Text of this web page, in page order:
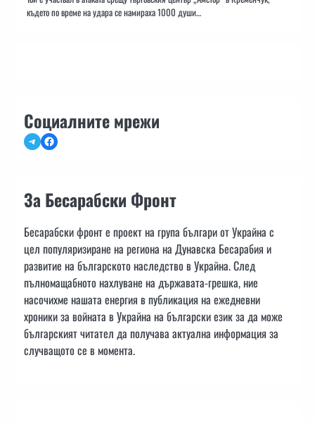
където по време на удара се намираха 1000 души…
Социалните мрежи
TelegramFacebook
За Бесарабски Фронт
Бесарабски фронт е проект на група българи от Украйна с
цел популяризиране на региона на Дунавска Бесарабия и
развитие на българското наследство в Украйна. След
пълномащабното нахлуване на държавата-грешка, ние
насочихме нашата енергия в публикация на ежедневни
хроники за войната в Украйна на български език за да може
българският читател да получава актуална информация за
случващото се в момента.